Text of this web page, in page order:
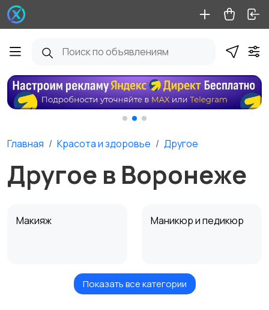
Главная Красота и здоровье Другое
Другое в Воронеже
Макияж Маникюр и педикюр
Товары для здоровья Парфюмерия
Показать все категории